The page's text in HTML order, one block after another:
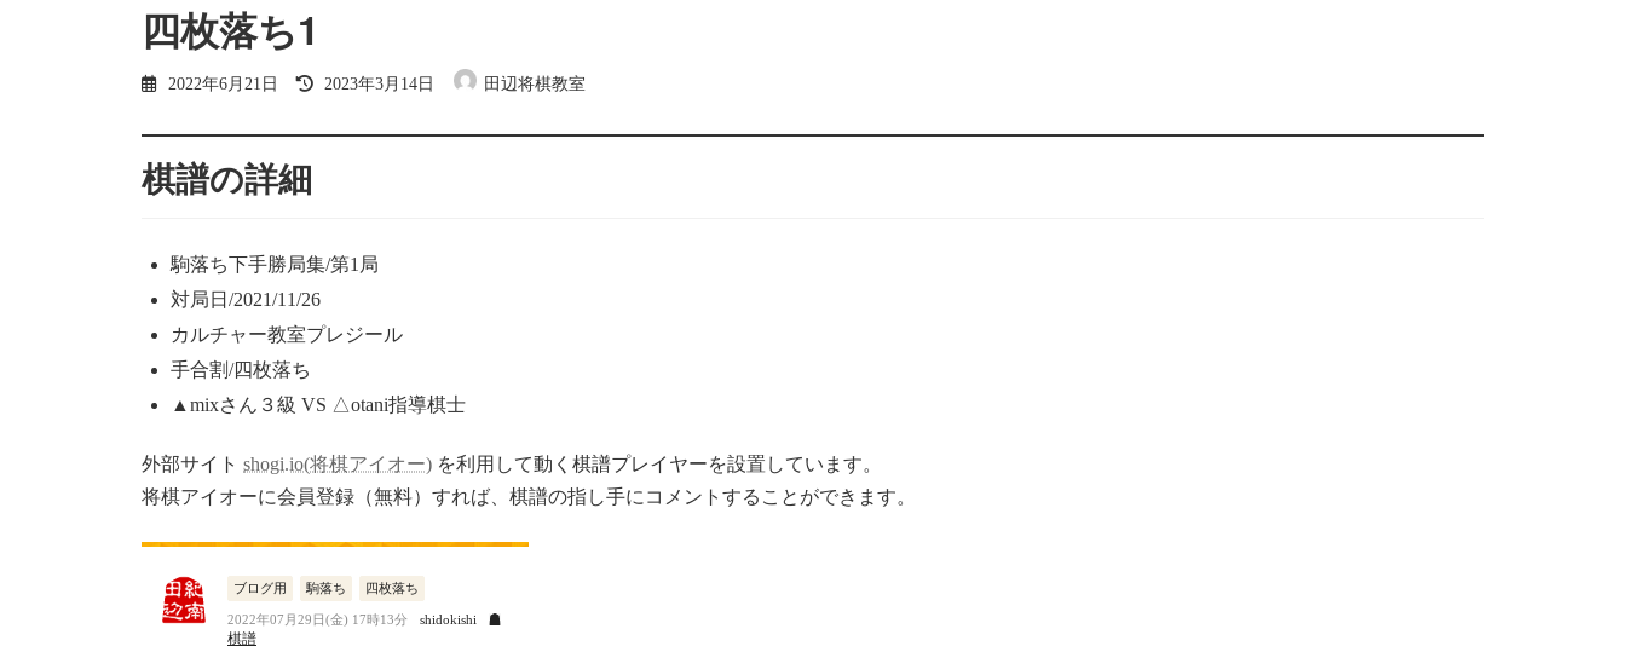
四枚落ち1
2022年6月21日
最
新
2023年3月14日 田辺将棋教室
棋譜の詳細
駒落ち下手勝局集/第1局
対局日/2021/11/26
カルチャー教室プレジール
手合割/四枚落ち
▲mixさん３級 VS △otani指導棋士
外部サイト shogi.io(将棋アイオー) を利用して動く棋譜プレイヤーを設置しています。
将棋アイオーに会員登録（無料）すれば、棋譜の指し手にコメントすることができます。